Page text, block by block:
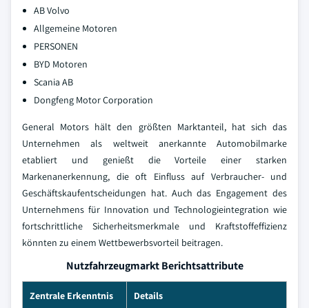
AB Volvo
Allgemeine Motoren
PERSONEN
BYD Motoren
Scania AB
Dongfeng Motor Corporation
General Motors hält den größten Marktanteil, hat sich das
Unternehmen als weltweit anerkannte Automobilmarke
etabliert und genießt die Vorteile einer starken
Markenanerkennung, die oft Einfluss auf Verbraucher- und
Geschäftskaufentscheidungen hat. Auch das Engagement des
Unternehmens für Innovation und Technologieintegration wie
fortschrittliche Sicherheitsmerkmale und Kraftstoffeffizienz
könnten zu einem Wettbewerbsvorteil beitragen.
Nutzfahrzeugmarkt Berichtsattribute
Zentrale Erkenntnis Details